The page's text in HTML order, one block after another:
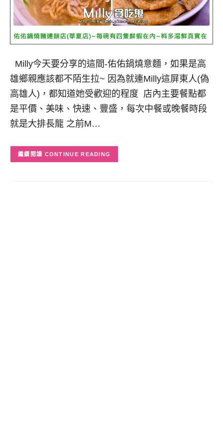
Milly今天要分享的這間-佑佑鍋燒意麵，如果是高
雄鄉親應該都不陌生拉~ 因為就連Milly這屏東人(偽
高雄人)，都知道她受歡迎的程度 店內主要餐點都
是平價、美味、快速、豐盛，每次中餐或晚餐時段
就是大排長龍 之前M…
CONTINUE READING